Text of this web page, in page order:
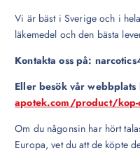
Vi är bäst i Sverige och i
läkemedel och den bästa
Kontakta oss på:
Eller besök vår
apotek.com/product/
Om du någonsin har hört
Europa, vet du att de köpte